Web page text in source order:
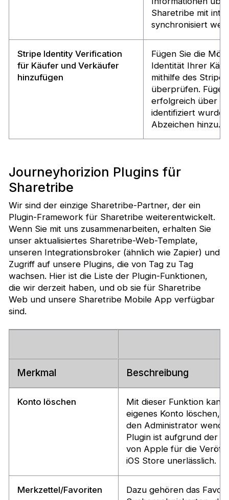
Sharetribe mit
synchronisiert
Stripe Identity Verification
für Käufer und Verkäufer
hinzufügen
Fügen Sie die
Identität Ihrer
mithilfe des Stripe
überprüfen.
erfolgreich über
identifiziert
Abzeichen hinzu.
Journeyhorizion Plugins für
Sharetribe
Wir sind der einzige Sharetribe-Partner, der ein
Plugin-Framework für Sharetribe weiterentwickelt.
Wenn Sie mit uns zusammenarbeiten, erhalten Sie
unser aktualisiertes Sharetribe-Web-Template,
unseren Integrationsbroker (ähnlich wie Zapier) und
Zugriff auf unsere Plugins, die von Tag zu Tag
wachsen. Hier ist die Liste der Plugin-Funktionen,
die wir derzeit haben, und ob sie für Sharetribe
Web und unsere Sharetribe Mobile App verfügbar
sind.
Merkmal Beschreibung
Konto löschen
Mit dieser Funktion
eigenes Konto löschen,
den Administrator
Plugin ist aufgrund der
von Apple für die
iOS Store unerlässlich.
Merkzettel/Favoriten
Dazu gehören das